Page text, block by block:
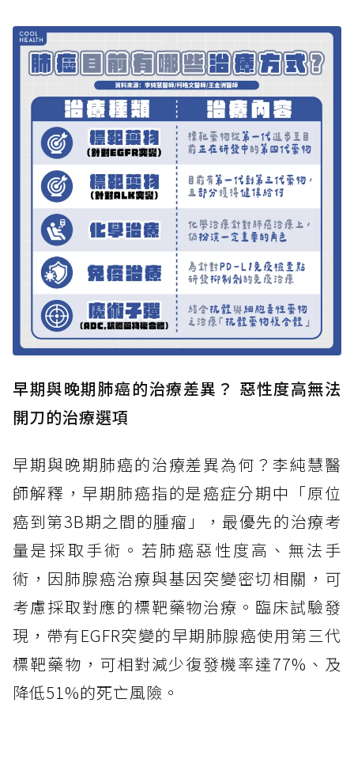
早期與晚期肺癌的治療差異？ 惡性度高無法
開刀的治療選項
早期與晚期肺癌的治療差異為何？李純慧醫
師解釋，早期肺癌指的是癌症分期中「原位
癌到第3B期之間的腫瘤」，最優先的治療考
量是採取手術。若肺癌惡性度高、無法手
術，因肺腺癌治療與基因突變密切相關，可
考慮採取對應的標靶藥物治療。臨床試驗發
現，帶有EGFR突變的早期肺腺癌使用第三代
標靶藥物，可相對減少復發機率達77%、及
降低51%的死亡風險。